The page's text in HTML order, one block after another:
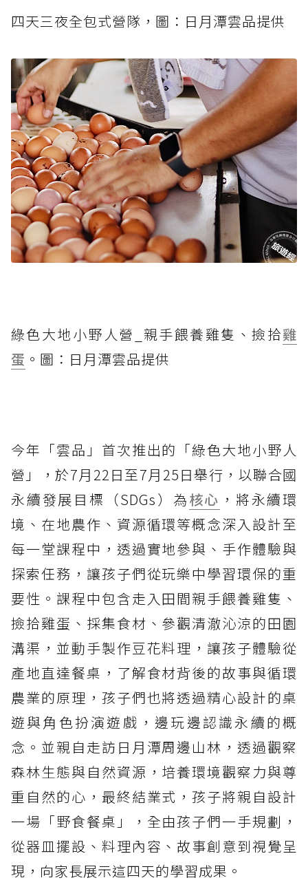
四天三夜全包式營隊，圖：日月潭雲品提供
綠色大地小野人營_親手餵養雞隻、撿拾雞
蛋 。圖：日月潭雲品提供
今年「雲品」首次推出的「綠色大地小野人
營」，於7月22日至7月25日舉行，以聯合國
永續發展目標（SDGs）為核心 ，將永續環
境、在地農作、資源循環等概念深入設計至
每一堂課程中，透過實地參與、手作體驗與
探索任務，讓孩子們從玩樂中學習環保的重
要性。課程中包含走入田間親手餵養雞隻、
撿拾雞蛋、採集食材、參觀清澈沁涼的田園
溝渠，並動手製作豆花料理，讓孩子體驗從
產地直達餐桌，了解食材背後的故事與循環
農業的原理，孩子們也將透過精心設計的桌
遊與角色扮演遊戲，邊玩邊認識永續的概
念。並親自走訪日月潭周邊山林，透過觀察
森林生態與自然資源，培養環境觀察力與尊
重自然的心，最終結業式，孩子將親自設計
一場「野食餐桌」，全由孩子們一手規劃，
從器皿擺設、料理內容、故事創意到視覺呈
現，向家長展示這四天的學習成果。